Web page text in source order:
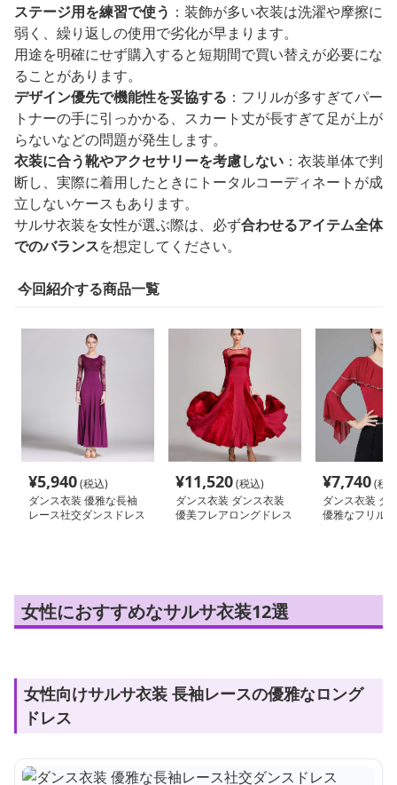
ステージ用を練習で使う ：装飾が多い衣装は洗濯や摩擦に
弱く、繰り返しの使用で劣化が早まります。
用途を明確にせず購入すると短期間で買い替えが必要にな
ることがあります。
デザイン優先で機能性を妥協する ：フリルが多すぎてパー
トナーの手に引っかかる、スカート丈が長すぎて足が上が
らないなどの問題が発生します。
衣装に合う靴やアクセサリーを考慮しない ：衣装単体で判
断し、実際に着用したときにトータルコーディネートが成
立しないケースもあります。
サルサ衣装を女性が選ぶ際は、必ず合わせるアイテム全体
でのバランスを想定してください。
今回紹介する商品一覧
¥5,940(税込)
ダンス衣装 優雅な長袖
レース社交ダンスドレス
¥11,520(税込)
ダンス衣装 ダンス衣装
優美フレアロングドレス
¥7,740(税
ダンス衣装 ダ
優雅なフリル
女性におすすめなサルサ衣装12選
女性向けサルサ衣装 長袖レースの優雅なロング
ドレス